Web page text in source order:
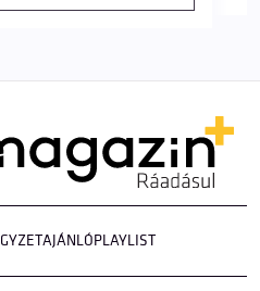
AJÁNLÓPLAYLIST